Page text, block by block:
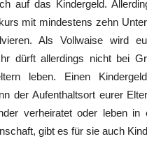
auf das Kindergeld.
mit mindestens zehn
Als Vollwaise wird
dürft allerdings nicht bei
leben. Einen
der Aufenthaltsort eurer
verheiratet oder leben in
gibt es für sie auch